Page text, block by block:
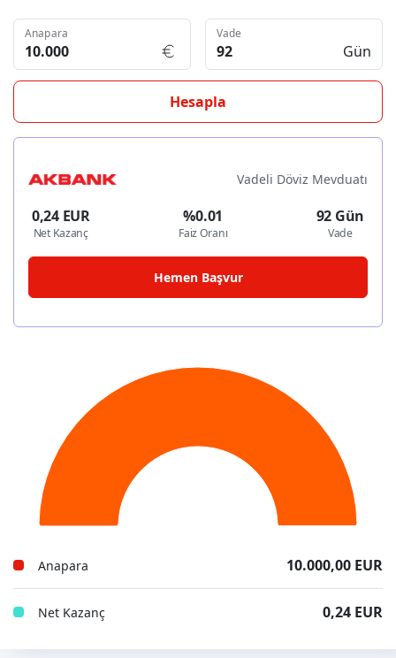
Anapara Vade
Gün
Hesapla
Vadeli Döviz Mevduatı
0,24 EUR
Net Kazanç
%0.01
Faiz Oranı
92 Gün
Vade
Hemen Başvur
Anapara 10.000,00 EUR
Net Kazanç 0,24 EUR